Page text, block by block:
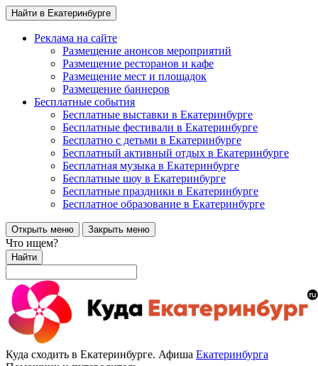
Найти в Екатеринбурге
Реклама на сайте
Размещение анонсов мероприятий
Размещение ресторанов и кафе
Размещение мест и площадок
Размещение баннеров
Бесплатные события
Бесплатные выставки в Екатеринбурге
Бесплатные фестивали в Екатеринбурге
Бесплатно с детьми в Екатеринбурге
Бесплатный активный отдых в Екатеринбурге
Бесплатная музыка в Екатеринбурге
Бесплатные шоу в Екатеринбурге
Бесплатные праздники в Екатеринбурге
Бесплатное образование в Екатеринбурге
Открыть меню Закрыть меню
Что ищем?
Найти
Куда сходить в Екатеринбурге. Афиша Екатеринбурга